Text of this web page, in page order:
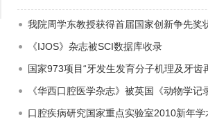
我院周学东教授获得首届国家创新争先奖
《IJOS》杂志被SCI数据库收录
国家973项目“牙发生发育分子机理及牙
《华西口腔医学杂志》被英国《动物学
口腔疾病研究国家重点实验室2010新年学